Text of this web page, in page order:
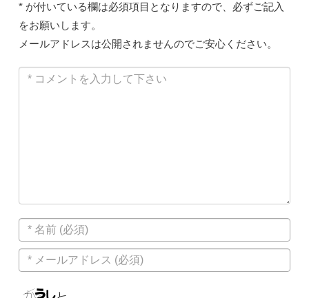
* が付いている欄は必須項目となりますので、必ずご記入
をお願いします。
メールアドレスは公開されませんのでご安心ください。